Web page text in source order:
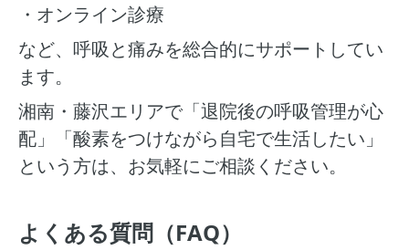
・オンライン診療
など、呼吸と痛みを総合的にサポートしてい
ます。
湘南・藤沢エリアで「退院後の呼吸管理が心
配」「酸素をつけながら自宅で生活したい」
という方は、お気軽にご相談ください。
よくある質問（FAQ）